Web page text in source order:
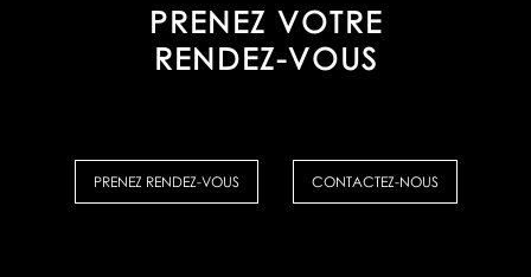
PRENEZ VOTRE
RENDEZ-VOUS
PRENEZ RENDEZ-VOUS CONTACTEZ-NOUS